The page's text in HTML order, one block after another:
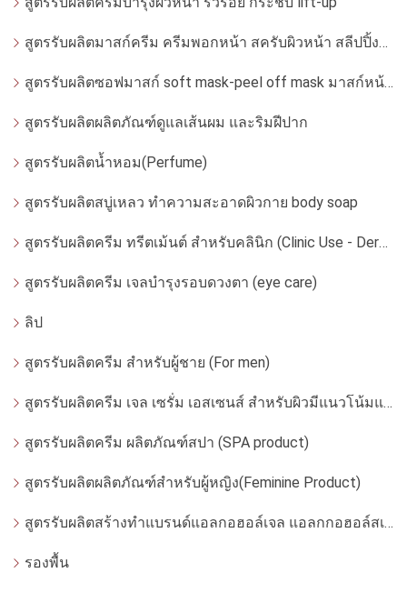
สูตรรับผลิตมาสก์ครีม ครีมพอกหน้า สครับผิวหน้า สลีปปิ้งมาสก์
สูตรรับผลิตซอฟมาสก์ soft mask-peel off mask มาสก์หน้ากากอ่อน
สูตรรับผลิตผลิตภัณฑ์ดูแลเส้นผม และริมฝีปาก
สูตรรับผลิตน้ำหอม(Perfume)
สูตรรับผลิตสบู่เหลว ทำความสะอาดผิวกาย body soap
สูตรรับผลิตครีม ทรีตเม้นต์ สำหรับคลินิก (Clinic Use - Dermatologist)
สูตรรับผลิตครีม เจลบำรุงรอบดวงตา (eye care)
ลิป
สูตรรับผลิตครีม สำหรับผู้ชาย (For men)
สูตรรับผลิตครีม เจล เซรั่ม เอสเซนส์ สำหรับผิวมีแนวโน้มแพ้ง่าย
สูตรรับผลิตครีม ผลิตภัณฑ์สปา (SPA product)
สูตรรับผลิตผลิตภัณฑ์สำหรับผู้หญิง(Feminine Product)
สูตรรับผลิตสร้างทำแบรนด์แอลกอฮอล์เจล แอลกกอฮอล์สเปรย์ ล้างมือ
รองพื้น